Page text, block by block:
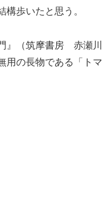
歩いたと思う。
』（筑摩書房 赤瀬川
用の長物である「トマ